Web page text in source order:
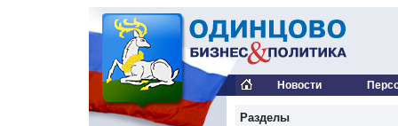
Новости
Разделы